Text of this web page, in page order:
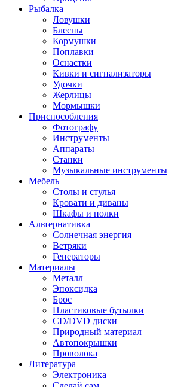
Рыбалка
Ловушки
Блесны
Кормушки
Поплавки
Оснастки
Кивки и сигнализаторы
Удочки
Жерлицы
Мормышки
Приспособления
Фотографу
Инструменты
Аппараты
Станки
Музыкальные инструменты
Мебель
Столы и стулья
Кровати и диваны
Шкафы и полки
Альтернативка
Солнечная энергия
Ветряки
Генераторы
Материалы
Металл
Эпоксидка
Брос
Пластиковые бутылки
CD/DVD диски
Природный материал
Автопокрышки
Проволока
Литература
Электроника